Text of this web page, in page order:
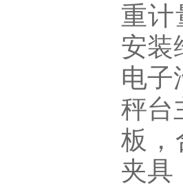
重计
安装
电子
秤台
板，
夹具